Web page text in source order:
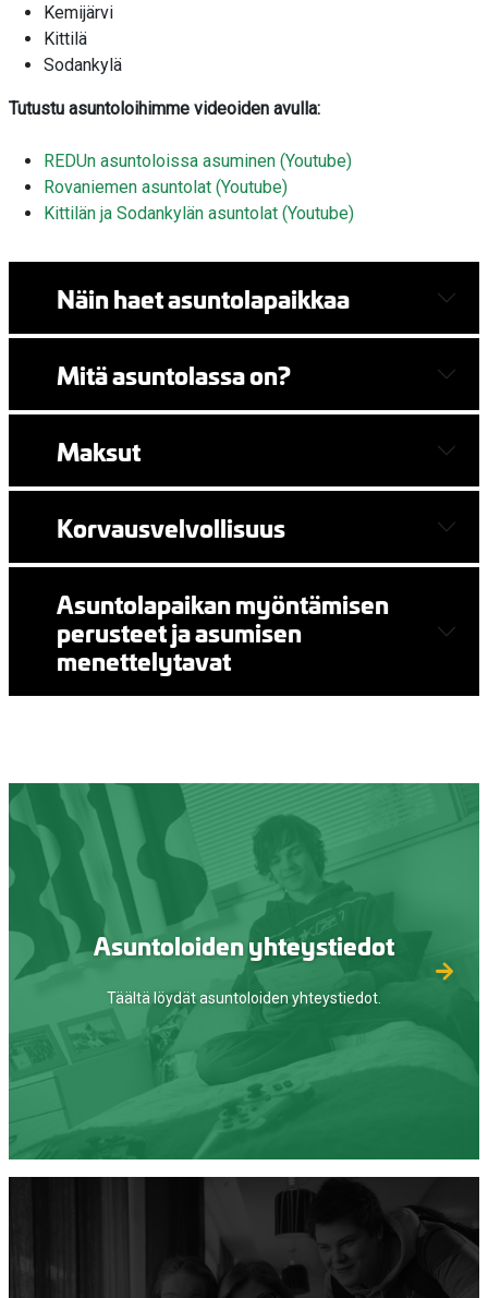
Kemijärvi
Kittilä
Sodankylä
Tutustu asuntoloihimme videoiden avulla:
REDUn asuntoloissa asuminen (Youtube)
Rovaniemen asuntolat (Youtube)
Kittilän ja Sodankylän asuntolat (Youtube)
Näin haet asuntolapaikkaa
Mitä asuntolassa on?
Maksut
Korvausvelvollisuus
Asuntolapaikan myöntämisen
perusteet ja asumisen
menettelytavat
Asuntoloiden yhteystiedot
Täältä löydät asuntoloiden yhteystiedot.